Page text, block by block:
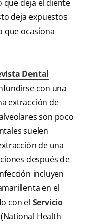
que deja el diente
deja expuestos
que ocasiona
Dental
con una
extracción de
son poco
suelen
de una
después de
incluyen
en el
con el Servicio
(National Health